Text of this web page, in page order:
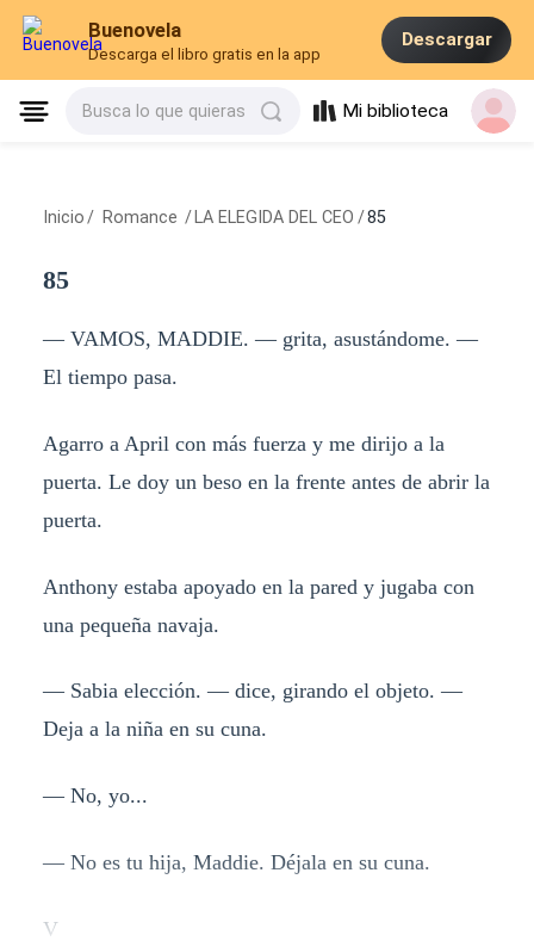
Buenovela
Descarga el libro gratis en la app
Descargar
Busca lo que quieras Mi biblioteca
Inicio / Romance / LA ELEGIDA DEL CEO /85
85
— VAMOS, MADDIE. — grita, asustándome. —
El tiempo pasa.
Agarro a April con más fuerza y me dirijo a la
puerta. Le doy un beso en la frente antes de abrir la
puerta.
Anthony estaba apoyado en la pared y jugaba con
una pequeña navaja.
— Sabia elección. — dice, girando el objeto. —
Deja a la niña en su cuna.
— No, yo...
— No es tu hija, Maddie. Déjala en su cuna.
V